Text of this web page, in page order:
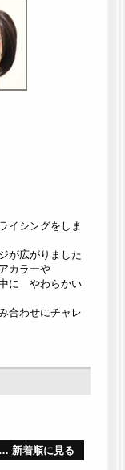
イシングをしま
が広がりました
カラーや
に やわらかい
合わせにチャレ
… 新着順に見る